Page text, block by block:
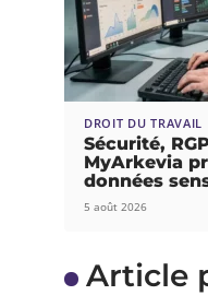
DROIT DU TRAVAIL
Sécurité,
MyArkevia
données
5 août 2026
Article